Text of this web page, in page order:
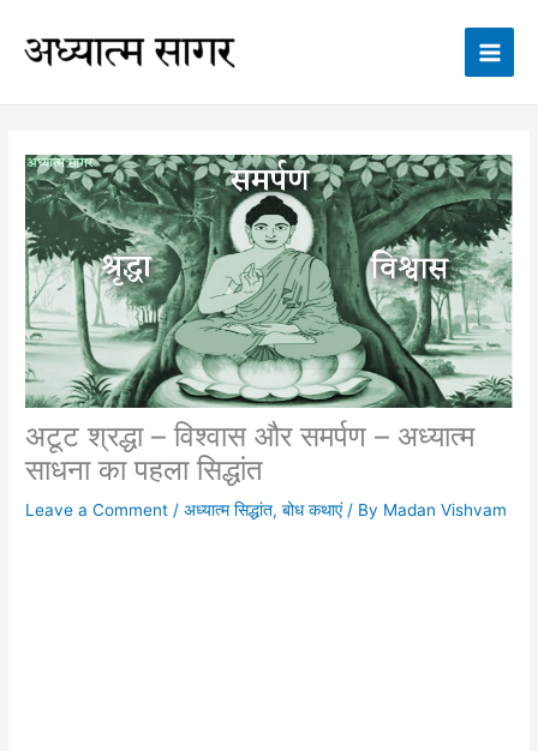
content
अटूट श्रद्धा – विश्वास और समर्पण – अध्यात्म
साधना का पहला सिद्धांत
Leave a Comment /अध्यात्म सिद्धांत,बोध कथाएं/ By Madan Vishvam